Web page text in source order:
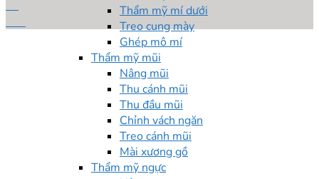
Thẩm mỹ mí dưới
Treo cung mày
Ghép mô mí
Thẩm mỹ mũi
Nâng mũi
Thu cánh mũi
Thu đầu mũi
Chỉnh vách ngăn
Treo cánh mũi
Mài xương gồ
Thẩm mỹ ngực